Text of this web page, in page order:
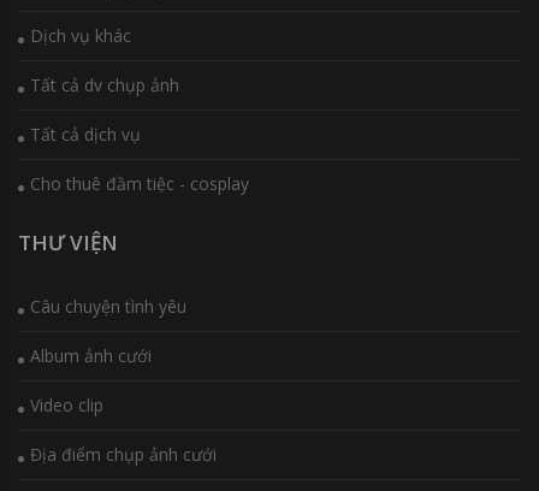
Dịch vụ khác
Tất cả dv chụp ảnh
Tất cả dịch vụ
Cho thuê đầm tiệc - cosplay
THƯ VIỆN
Câu chuyện tình yêu
Album ảnh cưới
Video clip
Địa điểm chụp ảnh cưới